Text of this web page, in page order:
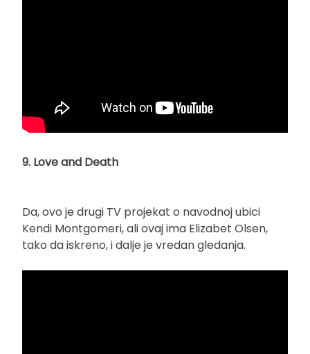
9. Love and Death
Da, ovo je drugi TV projekat o navodnoj ubici
Kendi Montgomeri, ali ovaj ima Elizabet Olsen,
tako da iskreno, i dalje je vredan gledanja.